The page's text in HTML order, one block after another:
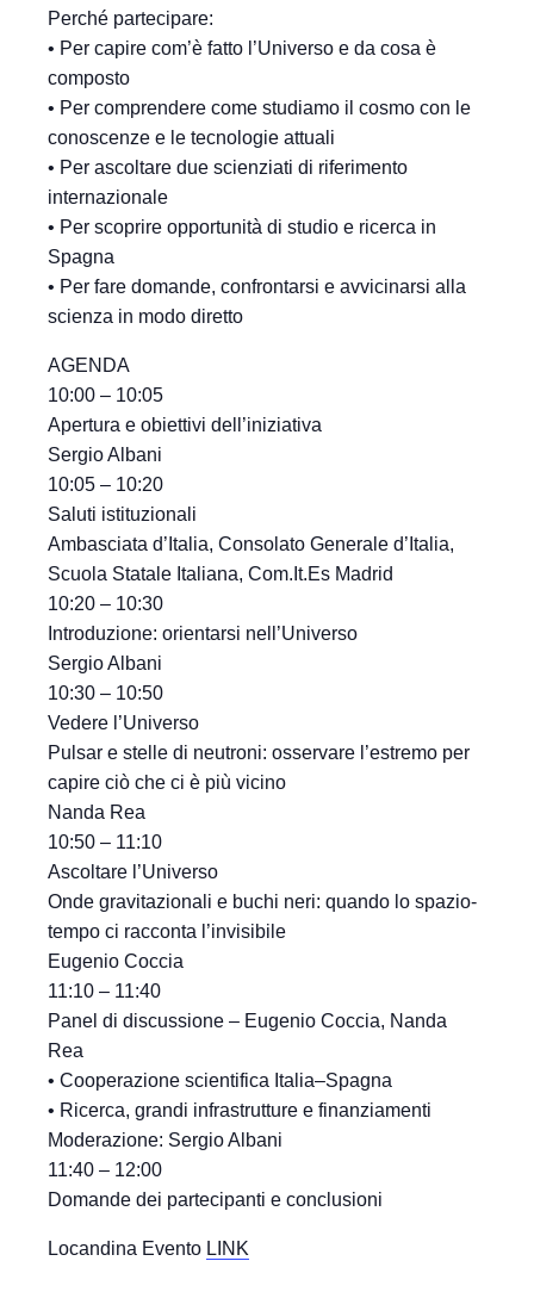
Perché partecipare:
• Per capire com’è fatto l’Universo e da cosa è
composto
• Per comprendere come studiamo il cosmo con le
conoscenze e le tecnologie attuali
• Per ascoltare due scienziati di riferimento
internazionale
• Per scoprire opportunità di studio e ricerca in
Spagna
• Per fare domande, confrontarsi e avvicinarsi alla
scienza in modo diretto
AGENDA
10:00 – 10:05
Apertura e obiettivi dell’iniziativa
Sergio Albani
10:05 – 10:20
Saluti istituzionali
Ambasciata d’Italia, Consolato Generale d’Italia,
Scuola Statale Italiana, Com.It.Es Madrid
10:20 – 10:30
Introduzione: orientarsi nell’Universo
Sergio Albani
10:30 – 10:50
Vedere l’Universo
Pulsar e stelle di neutroni: osservare l’estremo per
capire ciò che ci è più vicino
Nanda Rea
10:50 – 11:10
Ascoltare l’Universo
Onde gravitazionali e buchi neri: quando lo spazio-
tempo ci racconta l’invisibile
Eugenio Coccia
11:10 – 11:40
Panel di discussione – Eugenio Coccia, Nanda
Rea
• Cooperazione scientifica Italia–Spagna
• Ricerca, grandi infrastrutture e finanziamenti
Moderazione: Sergio Albani
11:40 – 12:00
Domande dei partecipanti e conclusioni
Locandina Evento LINK